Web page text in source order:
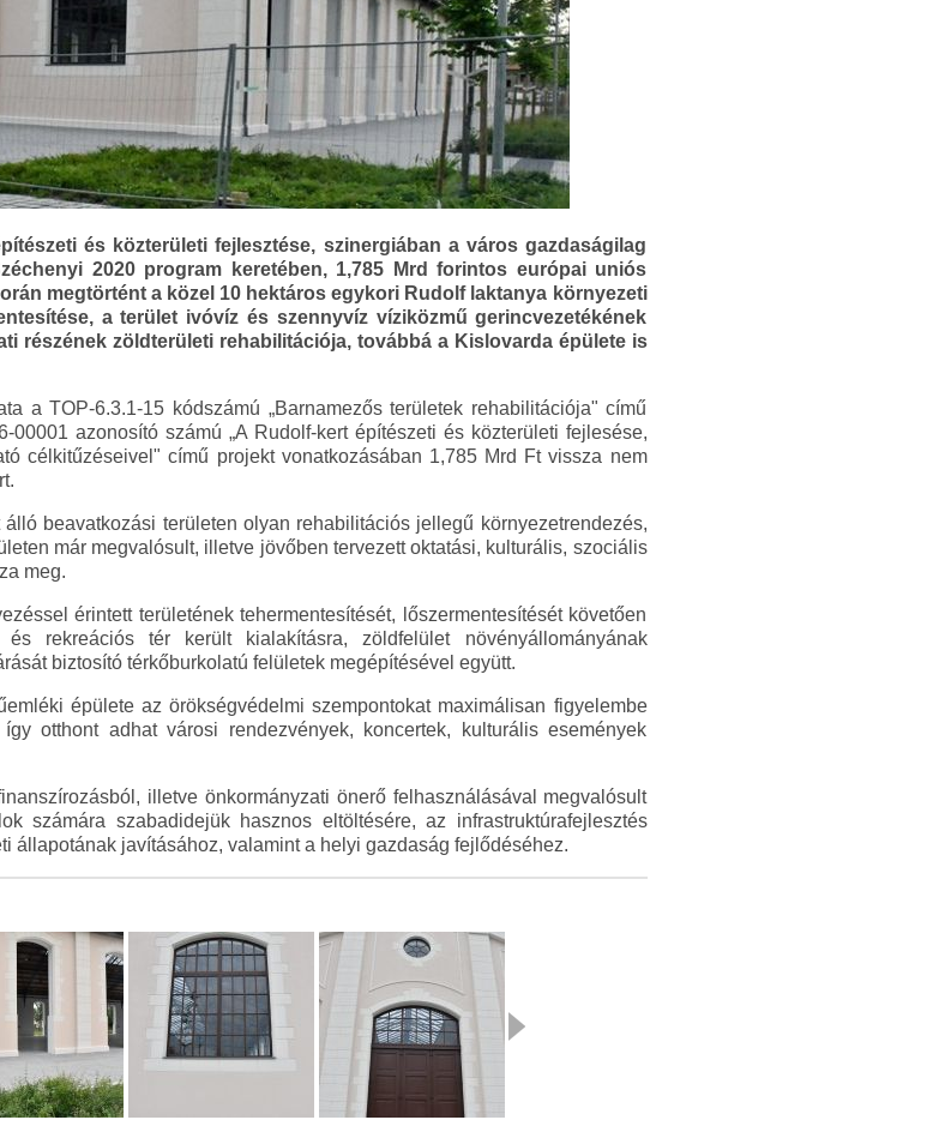
és közterületi fejlesztése, szinergiában a város gazdaságilag
2020 program keretében, 1,785 Mrd forintos európai uniós
megtörtént a közel 10 hektáros egykori Rudolf laktanya környezeti
a terület ivóvíz és szennyvíz víziközmű gerincvezetékének
részének zöldterületi rehabilitációja, továbbá a Kislovarda épülete is
a TOP-6.3.1-15 kódszámú „Barnamezős területek rehabilitációja" című
00001 azonosító számú „A Rudolf-kert építészeti és közterületi fejlesése,
célkitűzéseivel" című projekt vonatkozásában 1,785 Mrd Ft vissza nem
beavatkozási területen olyan rehabilitációs jellegű környezetrendezés,
már megvalósult, illetve jövőben tervezett oktatási, kulturális, szociális
meg.
érintett területének tehermentesítését, lőszermentesítését követően
rekreációs tér került kialakításra, zöldfelület növényállományának
biztosító térkőburkolatú felületek megépítésével együtt.
épülete az örökségvédelmi szempontokat maximálisan figyelembe
otthont adhat városi rendezvények, koncertek, kulturális események
illetve önkormányzati önerő felhasználásával megvalósult
számára szabadidejük hasznos eltöltésére, az infrastruktúrafejlesztés
állapotának javításához, valamint a helyi gazdaság fejlődéséhez.